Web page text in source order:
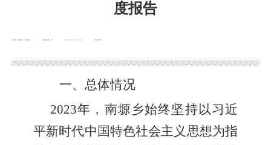
度报告
浏览次数： 发布时间：
2024-01-22 13:52
一、 总体情况
2023年， 南塬乡始终坚持以习近
平新时代中国特色社会主义思想为指